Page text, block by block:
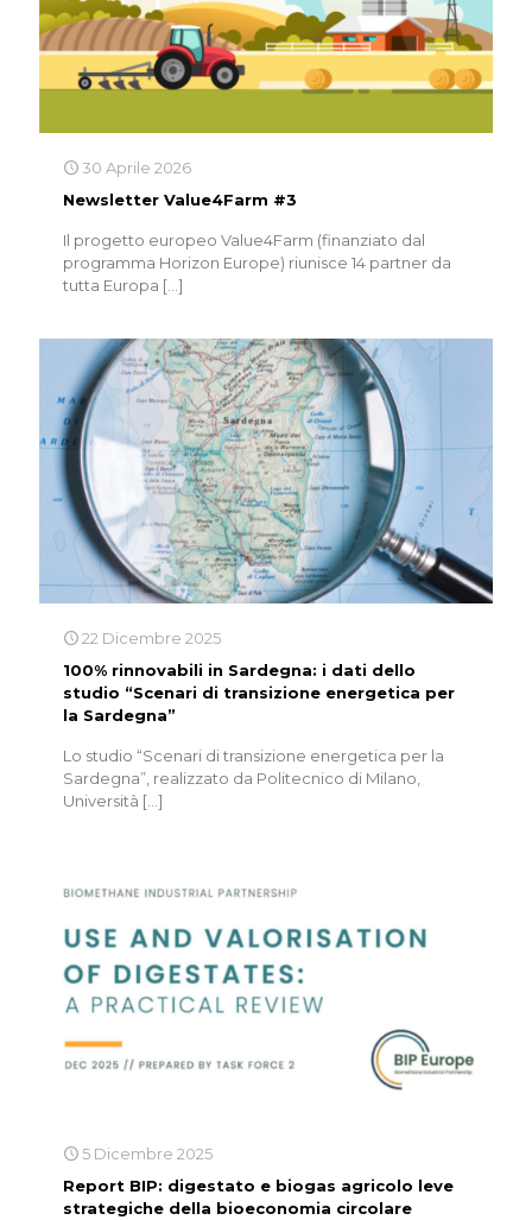
30 Aprile 2026
Newsletter Value4Farm #3
Il progetto europeo Value4Farm (finanziato dal
programma Horizon Europe) riunisce 14 partner da
tutta Europa […]
22 Dicembre 2025
100% rinnovabili in Sardegna: i dati dello
studio “Scenari di transizione energetica per
la Sardegna”
Lo studio “Scenari di transizione energetica per la
Sardegna”, realizzato da Politecnico di Milano,
Università […]
5 Dicembre 2025
Report BIP: digestato e biogas agricolo leve
strategiche della bioeconomia circolare